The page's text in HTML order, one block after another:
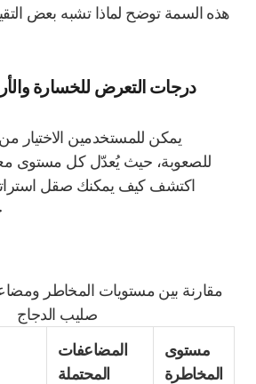
هذه السمة توضح لماذا تشبه بعض
درجات التعرض للخسارة
يمكن للمستخدمين الاختيار
للصعوبة، حيث يُعدّل كل مستوى
اكتشف كيف يمكنك صقل
مقارنة بين مستويات المخاطر
صليب الدجاج
مستوى
المخاطرة
المضاعفات
المحتملة